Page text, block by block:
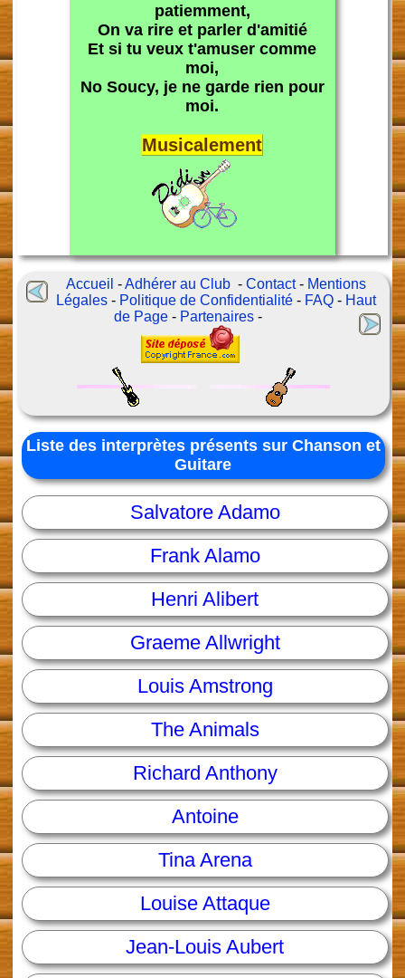
patiemment,
On va rire et parler d'amitié
Et si tu veux t'amuser comme
moi,
No Soucy, je ne garde rien pour
moi.
Musicalement
Accueil -Adhérer au Club -Contact- Mentions
Légales - Politique de Confidentialité - FAQ - Haut
de Page - Partenaires -
Liste des interprètes présents sur Chanson et
Guitare
Salvatore Adamo
Frank Alamo
Henri Alibert
Graeme Allwright
Louis Amstrong
The Animals
Richard Anthony
Antoine
Tina Arena
Louise Attaque
Jean-Louis Aubert